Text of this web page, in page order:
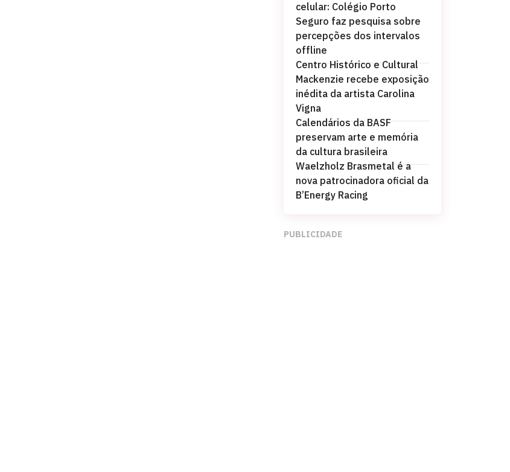
celular: Colégio Porto
Seguro faz pesquisa sobre
percepções dos intervalos
offline
Centro Histórico e Cultural
Mackenzie recebe exposição
inédita da artista Carolina
Vigna
Calendários da BASF
preservam arte e memória
da cultura brasileira
Waelzholz Brasmetal é a
nova patrocinadora oficial da
B’Energy Racing
PUBLICIDADE